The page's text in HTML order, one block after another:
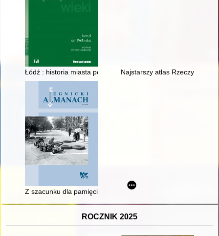
Łódź : historia miasta poprzez wieki. T. 4,
Najstarszy atlas
Z szacunku dla pamięci : o ekshumacji dawnych
ROCZNIK 2025